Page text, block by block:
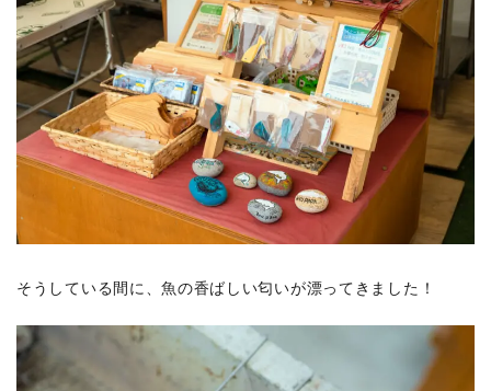
そうしている間に、魚の香ばしい匂いが漂ってきました！